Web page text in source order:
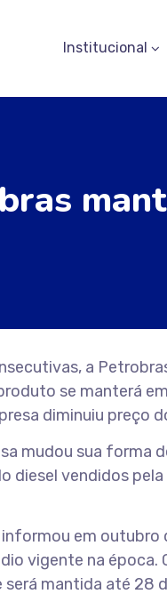
Institucional
a
se manterá
diminuiu preço
mudou sua forma
diesel vendidos
em
vigente na
mantida até 28